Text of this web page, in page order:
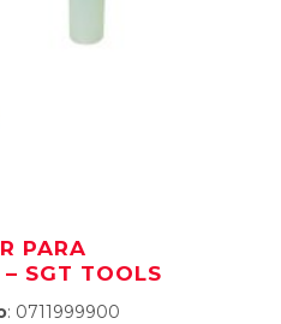
PARA
SGT TOOLS
: 0711999900